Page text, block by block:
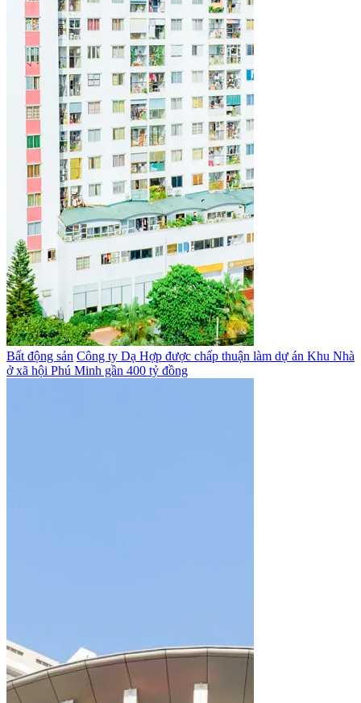
Bất động sản Công ty Dạ Hợp được chấp thuận làm dự án Khu Nhà
ở xã hội Phú Minh gần 400 tỷ đồng